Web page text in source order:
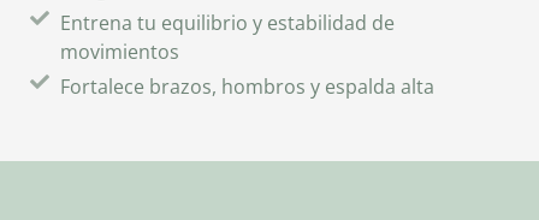
Entrena tu equilibrio y estabilidad de
movimientos
Fortalece brazos, hombros y espalda alta